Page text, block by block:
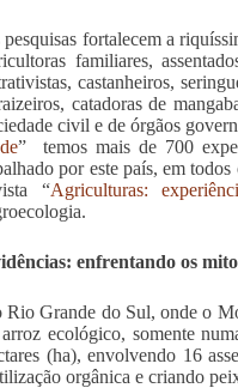
pesquisas fortalecem a
familiares,
castanheiros,
catadoras de
civil e de órgãos
” temos mais de 700
por este país, em
“Agriculturas:
enfrentando os
Rio Grande do Sul, onde o
ecológico, somente
(ha), envolvendo 16
orgânica e criando